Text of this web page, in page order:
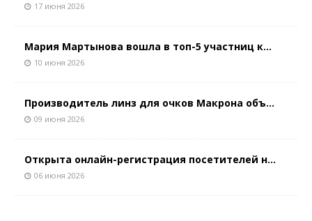
17 июня 2026
Мария Мартынова вошла в топ-5 участниц к...
10 июня 2026
Производитель линз для очков Макрона объ...
09 июня 2026
Открыта онлайн-регистрация посетителей н...
06 июня 2026